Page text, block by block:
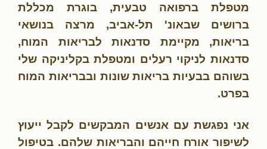
מטפלת ברפואה טבעית, בוגרת מכללת
ברושים שבאונ' תל-אביב, מרצה בנושאי
בריאות, מקיימת סדנאות לבריאות המוח,
סדנאות לניקוי רעלים ומטפלת בקליניקה שלי
בשוהם בבעיות בריאות שונות ובבריאות המוח
בפרט.
אני נפגשת עם אנשים המבקשים לקבל ייעוץ
לשיפור אורח חייהם והבריאות שלהם. בטיפול